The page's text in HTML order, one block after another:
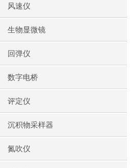
风速仪
生物显微镜
回弹仪
数字电桥
评定仪
沉积物采样器
氮吹仪